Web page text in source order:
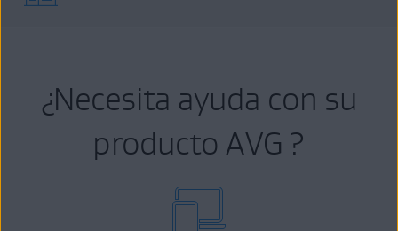
¿Necesita ayuda con su
producto AVG ?